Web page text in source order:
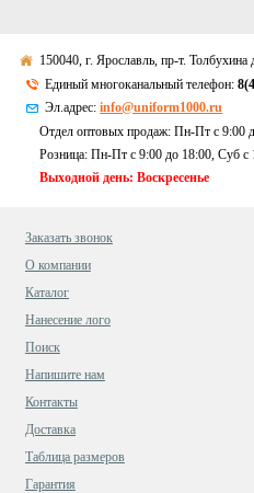
150040, г. Ярославль, пр-т. Толбухина
Единый многоканальный телефон:
Эл.адрес:info@uniform1000.ru
Отдел оптовых продаж: Пн-Пт с 9:00
Розница: Пн-Пт с 9:00 до 18:00, Суб c
Выходной день: Воскресенье
Заказать звонок
О компании
Каталог
Нанесение лого
Поиск
Напишите нам
Контакты
Доставка
Таблица размеров
Гарантия